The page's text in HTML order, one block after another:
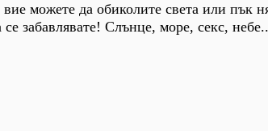
можете да обиколите света или пък
забавлявате! Слънце, море, секс,